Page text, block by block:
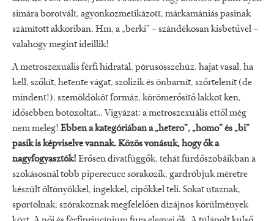
simára borotvált, agyonkozmetikázott, márkamániás pasinak
számított akkoriban. Hm, a „berki” – szándékosan kisbetűvel –
valahogy megint ideillik!
A metroszexuális férfi hidratál, pórusösszehúz, hajat vasal, ha
kell, szőkít, hetente vágat, szolizik és önbarnít, szőrtelenít (de
mindent!), szemöldököt formáz, körömerősítő lakkot ken,
idősebben botoxoltat… Vigyázat: a metroszexuális ettől még
nem meleg! Ebben a kategóriában a „hetero”, „homo” és „bi”
pasik is képviselve vannak. Közös vonásuk, hogy ők a
nagyfogyasztók! Erősen divatfüggők, tehát fürdőszobáikban a
szokásosnál több piperecucc sorakozik, gardróbjuk méretre
készült öltönyökkel, ingekkel, cipőkkel teli. Sokat utaznak,
sportolnak, szórakoznak megfelelően dizájnos körülmények